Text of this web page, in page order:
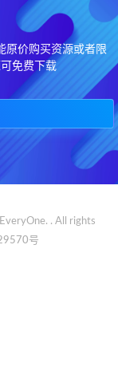
原价购买资源或者限
免费下载
. All rights
号